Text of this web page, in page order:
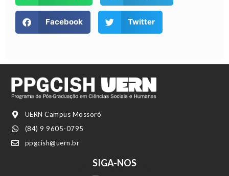
Facebook Twitter
UERN Campus Mossoró
(84) 9 9605-0795
ppgcish@uern.br
SIGA-NOS